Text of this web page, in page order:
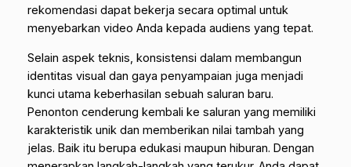
rekomendasi dapat bekerja secara optimal untuk
menyebarkan video Anda kepada audiens yang tepat.
Selain aspek teknis, konsistensi dalam membangun
identitas visual dan gaya penyampaian juga menjadi
kunci utama keberhasilan sebuah saluran baru.
Penonton cenderung kembali ke saluran yang memiliki
karakteristik unik dan memberikan nilai tambah yang
jelas. Baik itu berupa edukasi maupun hiburan. Dengan